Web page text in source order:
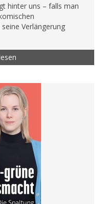
hinter uns – falls man
Verlängerung